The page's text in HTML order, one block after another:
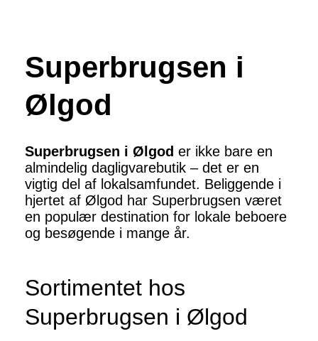
Superbrugsen i
Ølgod
Superbrugsen i Ølgod er ikke bare en
almindelig dagligvarebutik – det er en
vigtig del af lokalsamfundet. Beliggende i
hjertet af Ølgod har Superbrugsen været
en populær destination for lokale beboere
og besøgende i mange år.
Sortimentet hos
Superbrugsen i Ølgod